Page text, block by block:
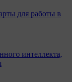
для работы в
интеллекта,